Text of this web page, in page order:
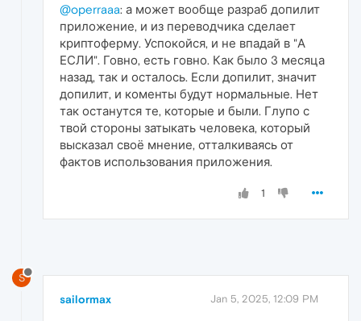
@operraaa: а может вообще разраб допилит
приложение, и из переводчика сделает
криптоферму. Успокойся, и не впадай в "А
ЕСЛИ". Говно, есть говно. Как было 3 месяца
назад, так и осталось. Если допилит, значит
допилит, и коменты будут нормальные. Нет
так останутся те, которые и были. Глупо с
твой стороны затыкать человека, который
высказал своё мнение, отталкиваясь от
фактов использования приложения.
1
S
sailormax Jan 5, 2025, 12:09 PM